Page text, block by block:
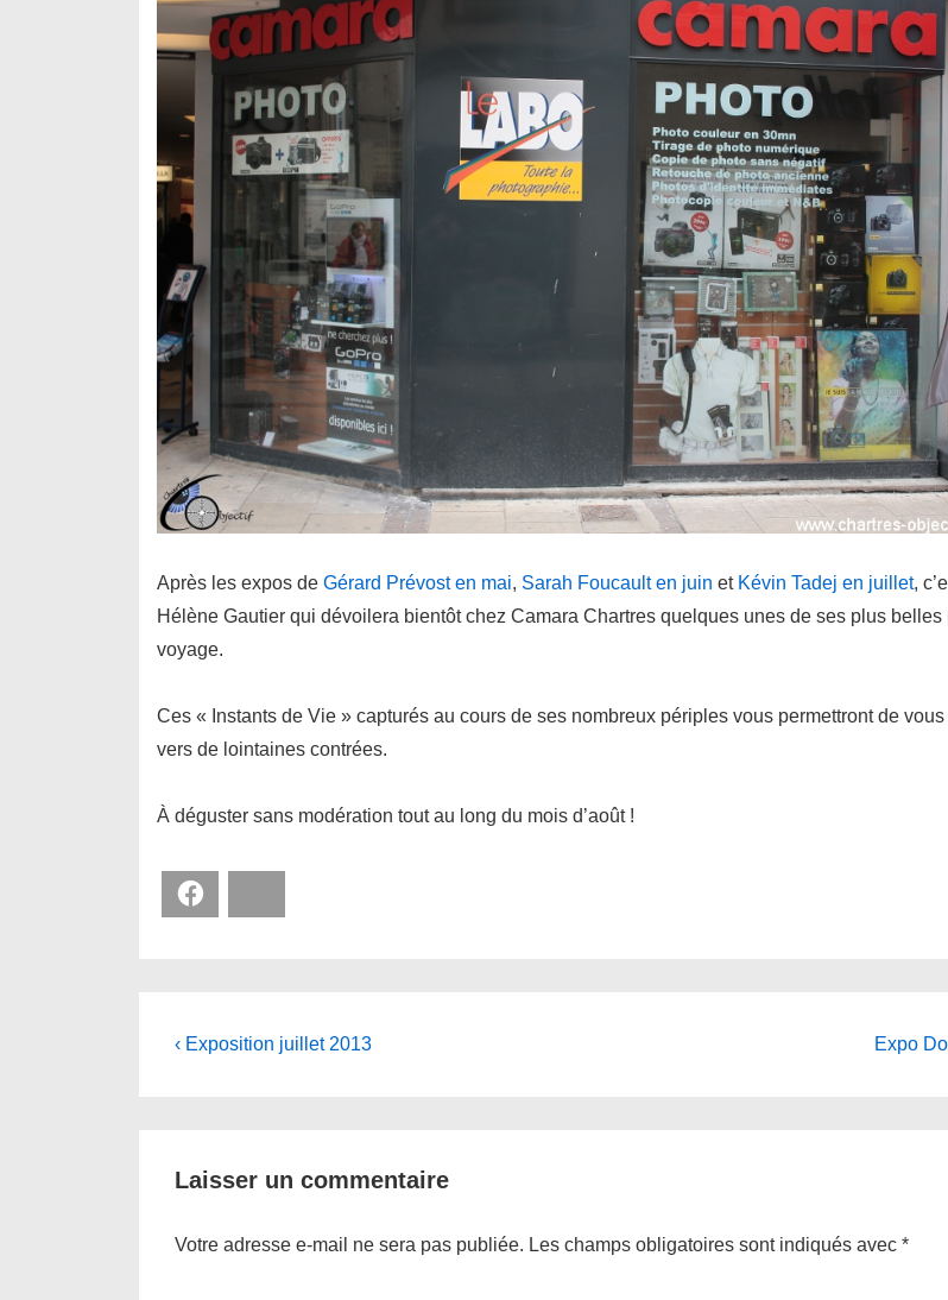
Après les expos de Gérard Prévost en mai, Sarah Foucault en juin et Kévin Tadej en juillet,
Hélène Gautier qui dévoilera bientôt chez Camara Chartres quelques unes de ses plus belles
voyage.
Ces « Instants de Vie » capturés au cours de ses nombreux périples vous permettront de
vers de lointaines contrées.
À déguster sans modération tout au long du mois d’août !
Navigation
Previous
‹ Exposition juillet 2013
Next
Expo
Laisser un commentaire
Votre adresse e-mail ne sera pas publiée. Les champs obligatoires sont indiqués avec *